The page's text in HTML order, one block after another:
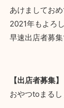
あけましてお
2021年もよろ
早速出店者募
【出店者募集】
おやつtoまるし